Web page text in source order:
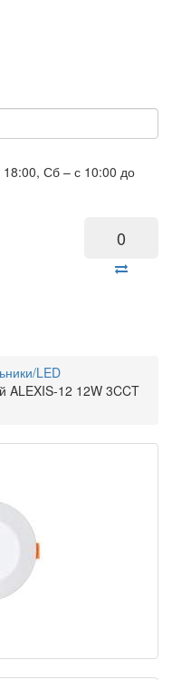
Сб – с 10:00 до
0
LED
ALEXIS-12 12W 3CCT